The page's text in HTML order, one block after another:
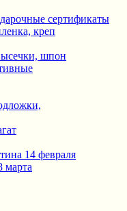
сертификаты
креп
шпон
14 февраля
марта